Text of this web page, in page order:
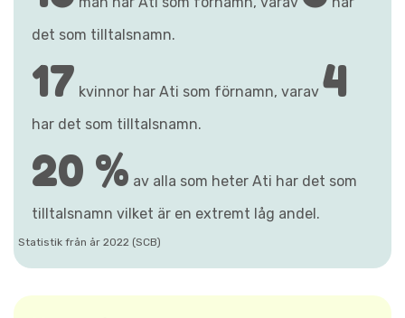
det som tilltalsnamn.
17 kvinnor har Ati som förnamn, varav 4
har det som tilltalsnamn.
20 % av alla som heter Ati har det som
tilltalsnamn vilket är en extremt låg andel.
Statistik från år 2022 (SCB)